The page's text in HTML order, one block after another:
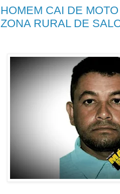
HOMEM CAI DE
ZONA RURAL DE